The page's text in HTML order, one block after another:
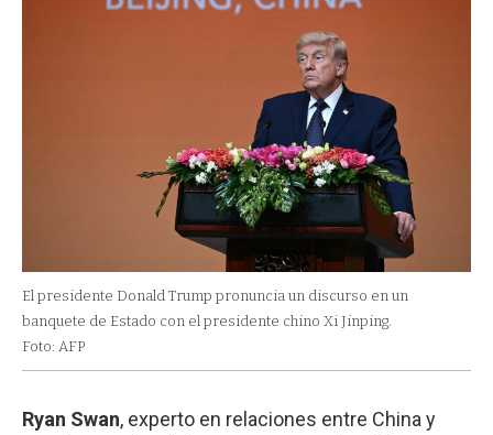
El presidente Donald Trump pronuncia un discurso en un
banquete de Estado con el presidente chino Xi Jinping.
Foto: AFP
Ryan Swan, experto en relaciones entre China y